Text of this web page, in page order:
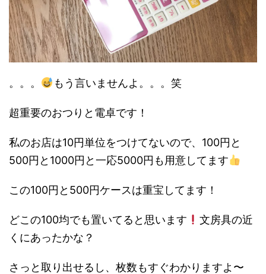
。。。 もう言いませんよ。。。笑
超重要のおつりと電卓です！
私のお店は10円単位をつけてないので、100円と
500円と1000円と一応5000円も用意してます
この100円と500円ケースは重宝してます！
どこの100均でも置いてると思います
文房具の近
くにあったかな？
さっと取り出せるし、枚数もすぐわかりますよ〜